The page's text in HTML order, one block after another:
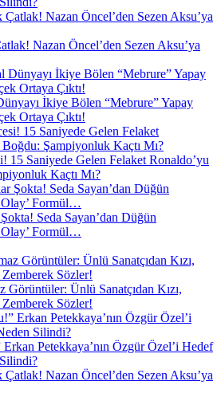
Nazan Öncel’den Sezen Aksu’ya
İkiye Bölen “Mebrure” Yapay
Ortaya Çıktı!
15 Saniyede Gelen Felaket Ronaldo’yu
Kaçtı Mı?
Seda Sayan’dan Düğün
Formül…
Görüntüler: Ünlü Sanatçıdan Kızı,
Sözler!
Petekkaya’nın Özgür Özel’i Hedef